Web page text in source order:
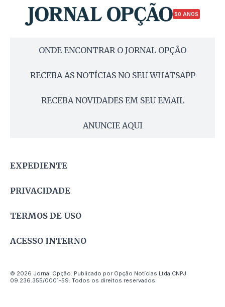
50 ANOS
ONDE ENCONTRAR O JORNAL OPÇÃO
RECEBA AS NOTÍCIAS NO SEU WHATSAPP
RECEBA NOVIDADES EM SEU EMAIL
ANUNCIE AQUI
EXPEDIENTE
PRIVACIDADE
TERMOS DE USO
ACESSO INTERNO
© 2026 Jornal Opção. Publicado por Opção Notícias Ltda CNPJ
09.236.355/0001-59. Todos os direitos reservados.